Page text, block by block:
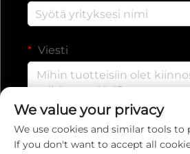
Viesti
We value your privacy
We use cookies and similar tools to
If you don't want to accept all